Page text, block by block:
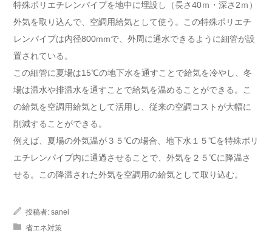
特殊ポリエチレンパイプを地中に埋設し（長さ40ｍ・深さ2ｍ）
外気を取り込んで、空調用給気として使う。この特殊ポリエチ
レンパイプは内径800mmで、外周に通水できるように細管が設
置されている。
この細管に夏場は15℃の地下水を通すことで給気を冷やし、冬
場は温水や排温水を通すことで給気を温めることができる。こ
の給気を空調用給気として活用し、従来の空調コストが大幅に
削減することができる。
例えば、夏場の外気温が３５℃の場合、地下水１５℃を特殊ポリ
エチレンパイプ内に通過させることで、外気を２５℃に降温さ
せる。この降温された外気を空調用の給気として取り込む。
投稿者: sanei
省エネ対策